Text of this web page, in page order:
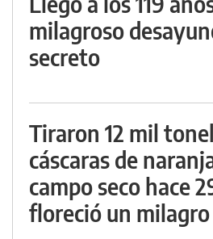
milagroso
secreto
Tiraron 12 mil
cáscaras de
campo seco hace
floreció un milagro